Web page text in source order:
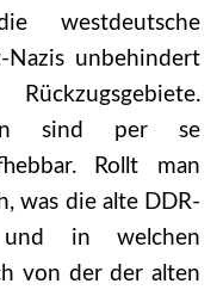
westdeutsche
Nazis unbehindert
sind per se
Rollt man
was die alte DDR-
und in welchen
von der der alten